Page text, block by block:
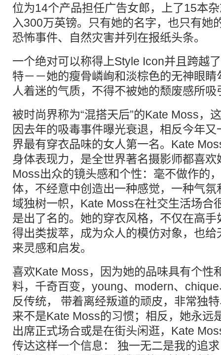
位为14个产品担任广告女郎，上了15本
入300万英镑。只有她的名字，也只有她
恐怖事件、自然灾害并列在报纸头条
一个绝对可以称得上Style Icon并且跨越
特－－她的瘦骨嶙峋和淡棕色的无神眼
人着迷的气质，不得不被她的颓废感
被时尚界称为“混搭天后”的Kate Moss，
因去年的吸毒事件曝光衰退，相反今年
界最有穿衣品味的女人第一名。Kate
身体表现力，是全世界著名摄影师都喜
Moss出众的镜头感和个性：毫不做作的
体，不经意中创造出一种感觉，一种气
域独树一帜，Kate Moss在社交生活场合
是出了名的。她的穿衣风格，不仅在高
得出类拔萃，成为众人的模仿对象，也
来灵感和启发。
喜欢Kate Moss，因为她的品味具有个性
料，千奇百变，young、modern、
反传统， 带着离经叛道的顽皮，非常独
来不是Kate Moss的习惯；相反，她永远
出席正式场合或是在街头闲逛，Kate
传达这样一个信息： 独一无二是我的追